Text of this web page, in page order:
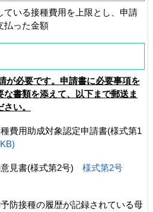
いる接種費用を上限とし、申請
払った金額
が必要です。申請書に必要事項を
書類を添えて、以下まで郵送ま
い。
費用助成対象認定申請書(様式第1
見書(様式第2号) 様式第2号
防接種の履歴が記録されている母